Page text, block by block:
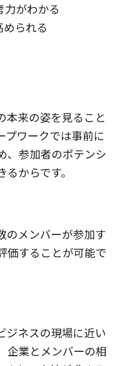
がわかる
られる
本来の姿を見ること
プワークでは事前に
、参加者のポテンシ
からです。
のメンバーが参加す
価することが可能で
ジネスの現場に近い
企業とメンバーの相